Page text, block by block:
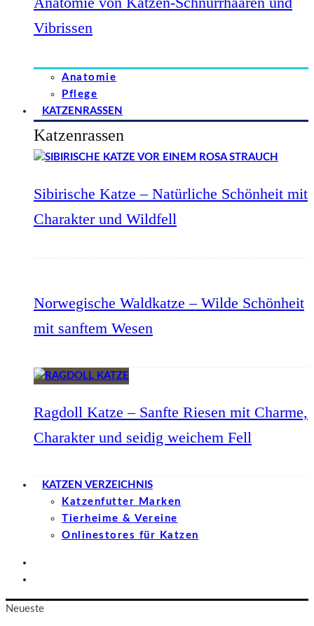
Vibrissen
Anatomie
Pflege
KATZENRASSEN
Katzenrassen
Sibirische Katze – Natürliche Schönheit mit
Charakter und Wildfell
Norwegische Waldkatze – Wilde Schönheit
mit sanftem Wesen
Ragdoll Katze – Sanfte Riesen mit Charme,
Charakter und seidig weichem Fell
KATZEN VERZEICHNIS
Katzenfutter Marken
Tierheime & Vereine
Onlinestores für Katzen
Neueste